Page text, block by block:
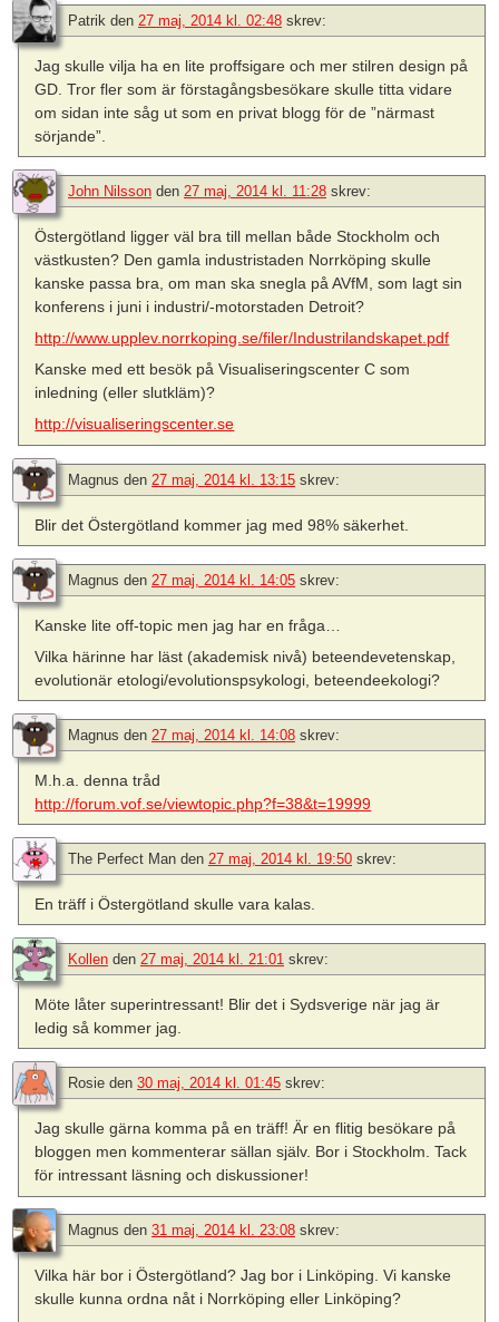
Patrik den 27 maj, 2014 kl. 02:48 skrev:
Jag skulle vilja ha en lite proffsigare och mer stilren design på
GD. Tror fler som är förstagångsbesökare skulle titta vidare
om sidan inte såg ut som en privat blogg för de ”närmast
sörjande”.
John Nilsson den 27 maj, 2014 kl. 11:28 skrev:
Östergötland ligger väl bra till mellan både Stockholm och
västkusten? Den gamla industristaden Norrköping skulle
kanske passa bra, om man ska snegla på AVfM, som lagt sin
konferens i juni i industri/-motorstaden Detroit?
http://www.upplev.norrkoping.se/filer/Industrilandskapet.pdf
Kanske med ett besök på Visualiseringscenter C som
inledning (eller slutkläm)?
http://visualiseringscenter.se
Magnus den 27 maj, 2014 kl. 13:15 skrev:
Blir det Östergötland kommer jag med 98% säkerhet.
Magnus den 27 maj, 2014 kl. 14:05 skrev:
Kanske lite off-topic men jag har en fråga…
Vilka härinne har läst (akademisk nivå) beteendevetenskap,
evolutionär etologi/evolutionspsykologi, beteendeekologi?
Magnus den 27 maj, 2014 kl. 14:08 skrev:
M.h.a. denna tråd
http://forum.vof.se/viewtopic.php?f=38&t=19999
The Perfect Man den 27 maj, 2014 kl. 19:50 skrev:
En träff i Östergötland skulle vara kalas.
Kollen den 27 maj, 2014 kl. 21:01 skrev:
Möte låter superintressant! Blir det i Sydsverige när jag är
ledig så kommer jag.
Rosie den 30 maj, 2014 kl. 01:45 skrev:
Jag skulle gärna komma på en träff! Är en flitig besökare på
bloggen men kommenterar sällan själv. Bor i Stockholm. Tack
för intressant läsning och diskussioner!
Magnus den 31 maj, 2014 kl. 23:08 skrev:
Vilka här bor i Östergötland? Jag bor i Linköping. Vi kanske
skulle kunna ordna nåt i Norrköping eller Linköping?